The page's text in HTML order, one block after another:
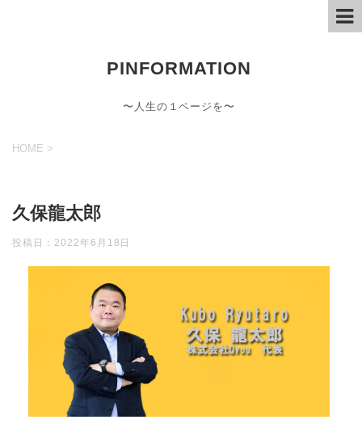
PINFORMATION
〜人生の１ページを〜
HOME >
久保龍太郎
投稿日： 2022年6月18日